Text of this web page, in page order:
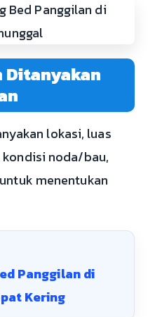
Ditanyakan
lokasi, luas
noda/bau,
menentukan
Panggilan di
Kering